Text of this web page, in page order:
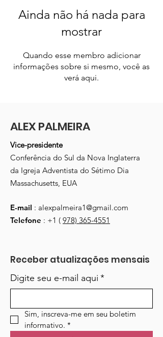
Ainda não há nada para
mostrar
Quando esse membro adicionar
informações sobre si mesmo, você as
verá aqui.
ALEX PALMEIRA
Vice-presidente
Conferência do Sul da Nova Inglaterra
da Igreja Adventista do Sétimo Dia
Massachusetts, EUA
E-mail : alexpalmeira1@gmail.com
Telefone : +1 ( 978) 365-4551
Receber atualizações mensais
Digite seu e-mail aqui *
Sim, inscreva-me em seu boletim
informativo. *